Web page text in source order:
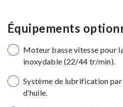
Équipements
Moteur basse vitesse pour
inoxydable (22/44 tr/min).
Système de lubrification
d’huile.